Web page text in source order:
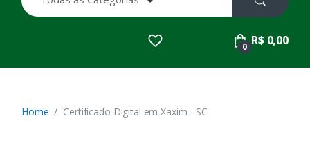
r
:
0 R$ 0,00
Home Certificado Digital em Xaxim - SC